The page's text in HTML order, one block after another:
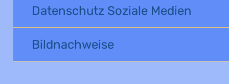
Datenschutz Soziale Medien
Bildnachweise